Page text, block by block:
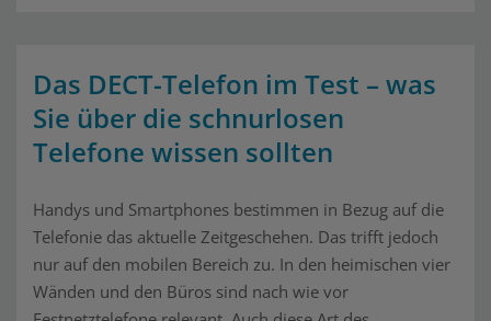
Das DECT-Telefon im Test – was
Sie über die schnurlosen
Telefone wissen sollten
Handys und Smartphones bestimmen in Bezug auf die
Telefonie das aktuelle Zeitgeschehen. Das trifft jedoch
nur auf den mobilen Bereich zu. In den heimischen vier
Wänden und den Büros sind nach wie vor